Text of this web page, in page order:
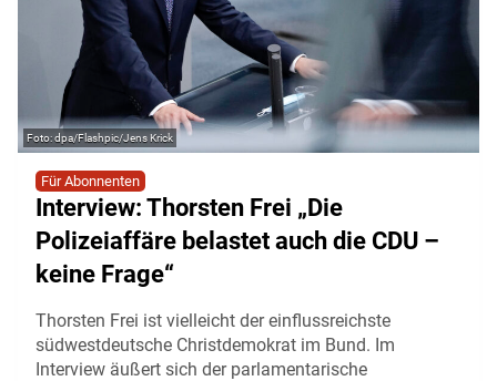
dpa/Flashpic/Jens Krick
Für Abonnenten
Interview: Thorsten Frei „Die
Polizeiaffäre belastet auch die CDU –
keine Frage“
Thorsten Frei ist vielleicht der einflussreichste
südwestdeutsche Christdemokrat im Bund. Im
Interview äußert sich der parlamentarische